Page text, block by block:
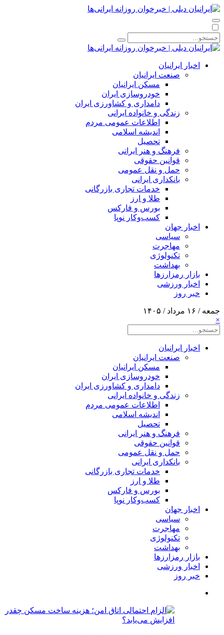
اخبار ایرانیان
صنعت ایرانیان
مسکن ایرانیان
خودروسازی ایران
دامداری و کشاورزی ایران
زندگی و خانواده ایرانی
اطلاعات عمومی مردم
اندیشه اسلامی
تحصیل
فرهنگ و هنر ایرانی
قوانین حقوقی
حمل و نقل عمومی
بانکداری ایرانی
خدمات تجاری بازرگانی
طلا و ارز
بورس و فارکس
کسب‌وکار نوپا
اخبار جهان
سیاسی
مهاجرت
تکنولوژی
بهداشت
بازار رمزارزها
اخبار ورزشی
خبر روز
جمعه / ۱۶ مرداد / ۱۴۰۵
×
اخبار ایرانیان
صنعت ایرانیان
مسکن ایرانیان
خودروسازی ایران
دامداری و کشاورزی ایران
زندگی و خانواده ایرانی
اطلاعات عمومی مردم
اندیشه اسلامی
تحصیل
فرهنگ و هنر ایرانی
قوانین حقوقی
حمل و نقل عمومی
بانکداری ایرانی
خدمات تجاری بازرگانی
طلا و ارز
بورس و فارکس
کسب‌وکار نوپا
اخبار جهان
سیاسی
مهاجرت
تکنولوژی
بهداشت
بازار رمزارزها
اخبار ورزشی
خبر روز